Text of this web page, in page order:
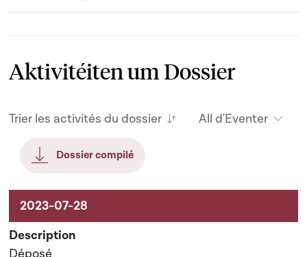
Aktivitéiten um Dossier
Trier les activités du dossier All d'Eventer
Dossier compilé
Aktivitéiten um Dossier